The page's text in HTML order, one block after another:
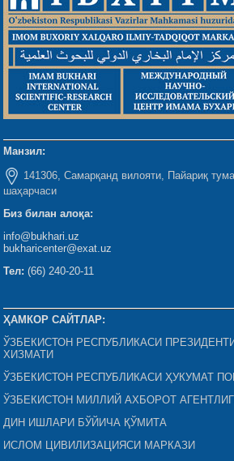
Манзил:
141306, Самарқанд вилояти, Пайариқ
шаҳарчаси
Биз билан алоқа:
info@bukhari.uz
bukharicenter@exat.uz
Тел: (66) 240-20-11
ҲАМКОР САЙТЛАР:
ЎЗБЕКИСТОН РЕСПУБЛИКАСИ
ХИЗМАТИ
ЎЗБЕКИСТОН РЕСПУБЛИКАСИ ҲУКУМАТ
ЎЗБЕКИСТОН МИЛЛИЙ АХБОРОТ
ДИН ИШЛАРИ БЎЙИЧА ҚЎМИТА
ИСЛОМ ЦИВИЛИЗАЦИЯСИ МАРКАЗИ